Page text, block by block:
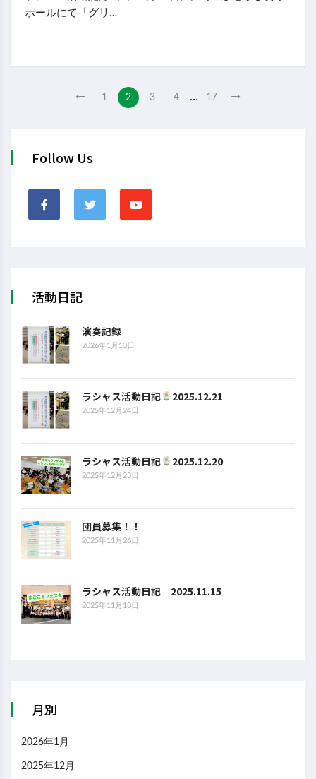
ホールにて「グリ…
1 2 3 4 … 17
Follow Us
活動日記
演奏記録
2026年1月13日
ラシャス活動日記 2025.12.21
2025年12月24日
ラシャス活動日記 2025.12.20
2025年12月23日
団員募集！！
2025年11月26日
ラシャス活動日記 2025.11.15
2025年11月18日
月別
2026年1月
2025年12月